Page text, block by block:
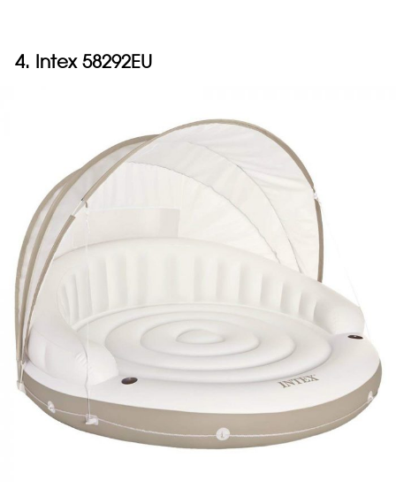
4. Intex 58292EU